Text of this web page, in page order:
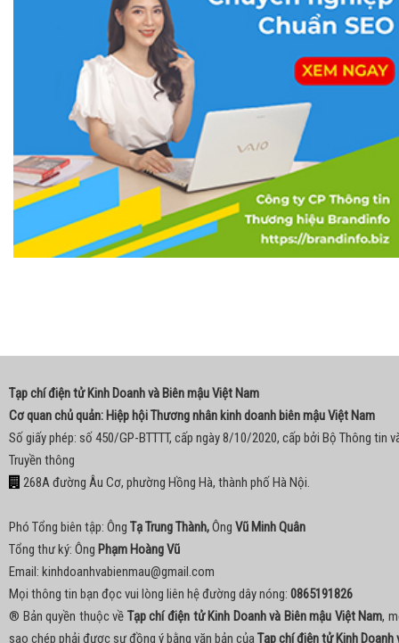
Tạp chí điện tử Kinh Doanh và Biên mậu Việt Nam
Cơ quan chủ quản: Hiệp hội Thương nhân kinh doanh biên mậu Việt Nam
Số giấy phép: số 450/GP-BTTTT, cấp ngày 8/10/2020, cấp bởi Bộ Thông tin
Truyền thông
268A đường Âu Cơ, phường Hồng Hà, thành phố Hà Nội.
Phó Tổng biên tập: Ông Tạ Trung Thành,Ông Vũ Minh Quân
Tổng thư ký: Ông Phạm Hoàng Vũ
Email: kinhdoanhvabienmau@gmail.com
Mọi thông tin bạn đọc vui lòng liên hệ đường dây nóng: 0865191826
® Bản quyền thuộc về Tạp chí điện tử Kinh Doanh và Biên mậu Việt Nam,
sao chép phải được sự đồng ý bằng văn bản củaTạp chí điện tử Kinh Doanh